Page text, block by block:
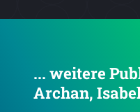
... weitere
Archan,